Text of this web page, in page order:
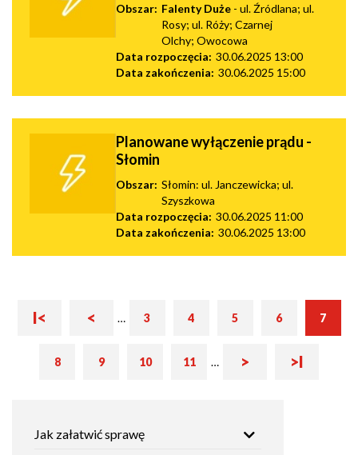
nawigacja
Jak załatwić sprawę
Obszar: Falenty Duże - ul. Źródlana; ul.
Rosy; ul. Róży; Czarnej
Olchy; Owocowa
Data rozpoczęcia: 30.06.2025 13:00
Data zakończenia: 30.06.2025 15:00
Planowane wyłączenie prądu -
Słomin
Obszar: Słomin: ul. Janczewicka; ul.
Szyszkowa
Data rozpoczęcia: 30.06.2025 11:00
Data zakończenia: 30.06.2025 13:00
Stronicowanie
Pierwsza
I<
Poprzednia
< … Strona
3 Strona
4 Strona
5 Strona
6
Bieżąca
7
Strona
8 Strona
9 Strona
10 Strona
11 … Następna
>
Ostatnia
>I